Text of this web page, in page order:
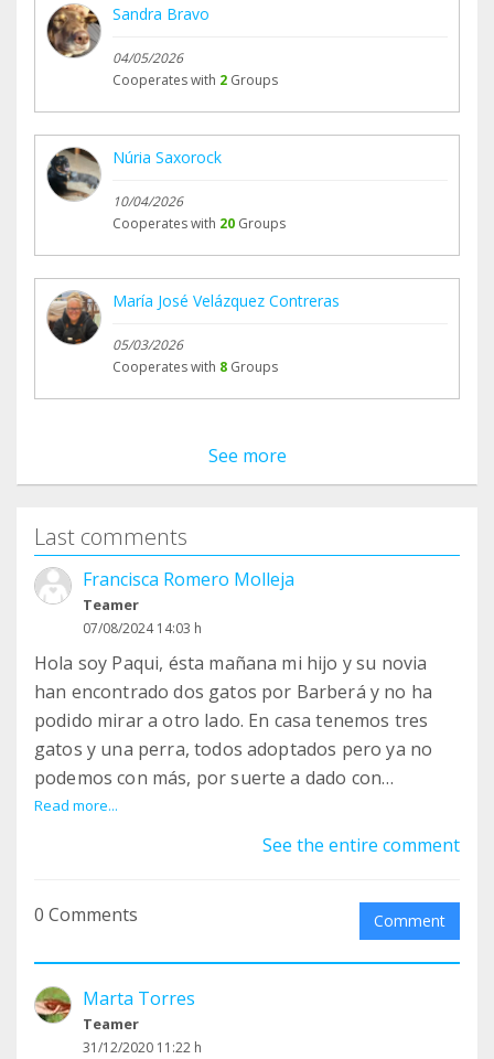
Sandra Bravo
04/05/2026
Cooperates with 2 Groups
Núria Saxorock
10/04/2026
Cooperates with 20 Groups
María José Velázquez Contreras
05/03/2026
Cooperates with 8 Groups
See more
Last comments
Francisca Romero Molleja
Teamer
07/08/2024 14:03 h
Hola soy Paqui, ésta mañana mi hijo y su novia
han encontrado dos gatos por Barberá y no ha
podido mirar a otro lado. En casa tenemos tres
gatos y una perra, todos adoptados pero ya no
podemos con más, por suerte a dado con
vosotros y os habéis quedado con uno y el otro
por suerte se lo ha quedado una amiga de ellos.
animado a hacerme teaming vuestro. Si puedo os
darle una vida y la oportunidad de un buen hogar
a los gatitos.
Read more...
See the entire comment
0 Comments Comment
Marta Torres
Teamer
31/12/2020 11:22 h